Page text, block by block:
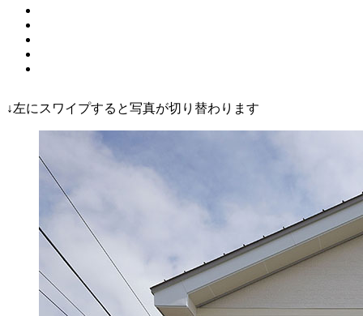
↓左にスワイプすると写真が切り替わります